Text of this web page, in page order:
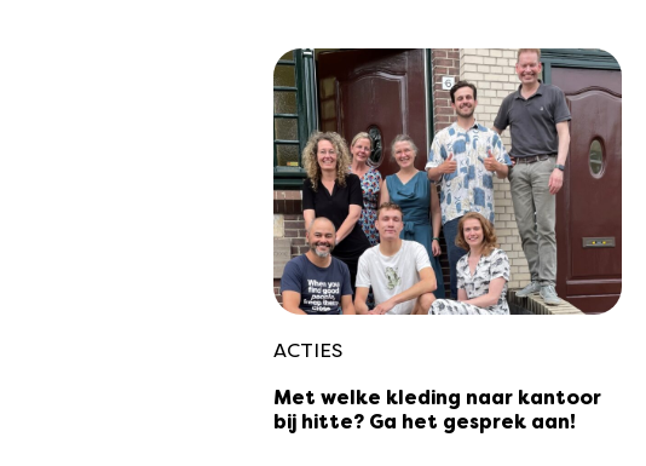
ACTIES
Met welke kleding naar kantoor
bij hitte? Ga het gesprek aan!